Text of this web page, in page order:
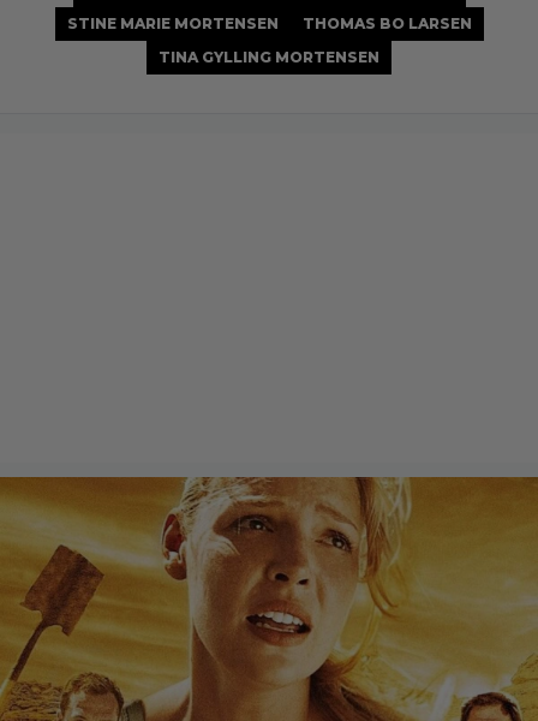
STINE MARIE MORTENSEN
THOMAS BO LARSEN
TINA GYLLING MORTENSEN